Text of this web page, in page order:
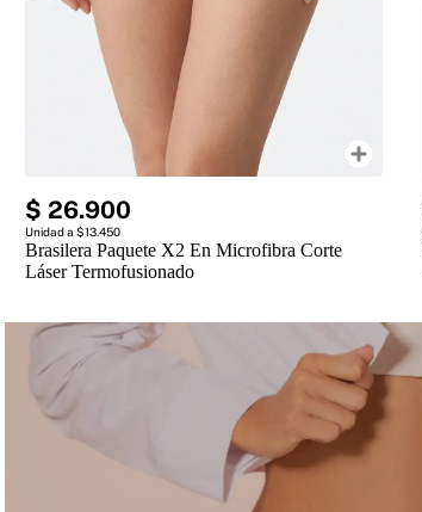
$ 26.900
Unidad a $13.450
Brasilera Paquete X2 En Microfibra Corte
Láser Termofusionado